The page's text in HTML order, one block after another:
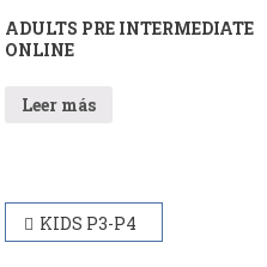
ADULTS PRE INTERMEDIATE
ONLINE
Leer más
Navegación
KIDS P3-P4